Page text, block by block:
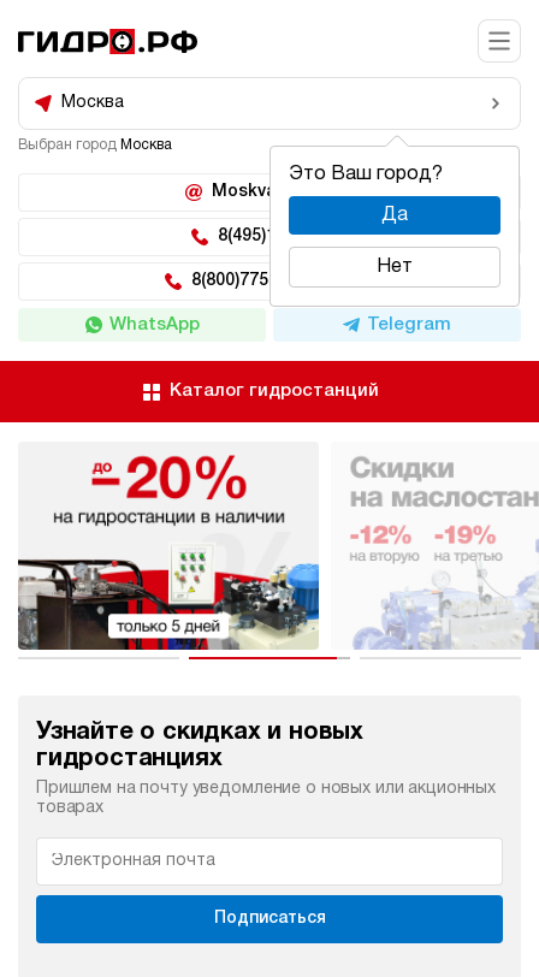
Москва
Это Ваш город?
Да
Нет
Выбран город Москва
Moskva@hidro.ru
8(495)150-04-62
8(800)775-04-62 доб 2
WhatsApp Telegram
Каталог гидростанций
Узнайте о скидках и новых
гидростанциях
Пришлем на почту уведомление о новых или акционных
товарах
Подписаться